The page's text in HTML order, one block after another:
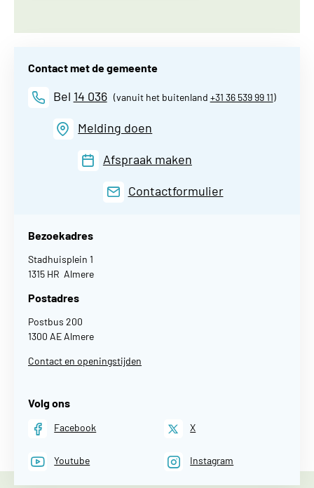
Contact met de gemeente
Bel 14 036(vanuit het buitenland +31 36 539 99 11)
Melding doen
Afspraak maken
Contactformulier
Bezoekadres
Stadhuisplein 1
1315 HR Almere
Postadres
Postbus 200
1300 AE Almere
Contact en openingstijden
Volg ons
Facebook X
Youtube Instagram